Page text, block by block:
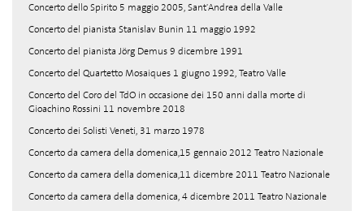
Concerto dello Spirito 5 maggio 2005, Sant'Andrea della Valle
Concerto del pianista Stanislav Bunin 11 maggio 1992
Concerto del pianista Jörg Demus 9 dicembre 1991
Concerto del Quartetto Mosaiques 1 giugno 1992, Teatro Valle
Concerto del Coro del TdO in occasione dei 150 anni dalla morte di
Gioachino Rossini 11 novembre 2018
Concerto dei Solisti Veneti, 31 marzo 1978
Concerto da camera della domenica,15 gennaio 2012 Teatro Nazionale
Concerto da camera della domenica,11 dicembre 2011 Teatro Nazionale
Concerto da camera della domenica, 4 dicembre 2011 Teatro Nazionale